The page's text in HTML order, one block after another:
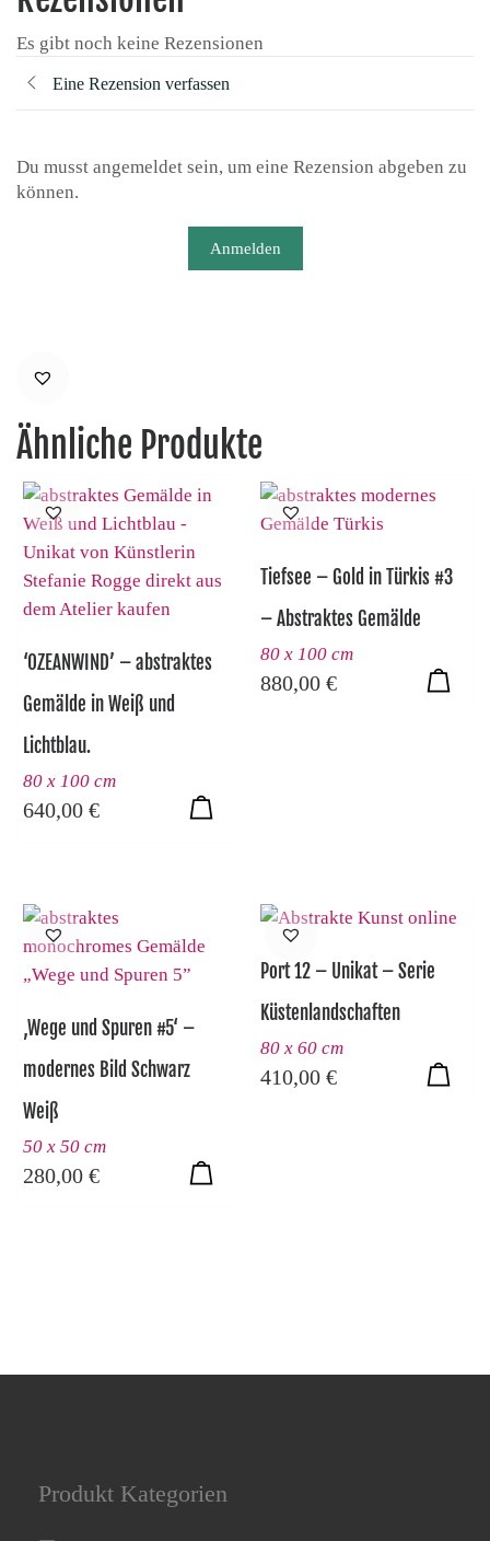
Es gibt noch keine Rezensionen
Eine Rezension verfassen
Du musst angemeldet sein, um eine Rezension abgeben zu
können.
Anmelden
Ähnliche Produkte
‘OZEANWIND’ – abstraktes
Gemälde in Weiß und
Lichtblau.
80 x 100 cm
640,00 €
Tiefsee – Gold in Türkis #3
– Abstraktes Gemälde
80 x 100 cm
880,00€
‚Wege und Spuren #5‘ –
modernes Bild Schwarz
Weiß
50 x 50 cm
280,00 €
Port 12 – Unikat – Serie
Küstenlandschaften
80 x 60 cm
410,00€
Produkt Kategorien